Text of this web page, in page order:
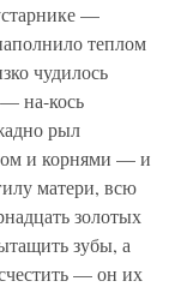
—
теплом
чудилось
на-кось
рыл
и корнями — и
матери, всю
золотых
зубы, а
— он их